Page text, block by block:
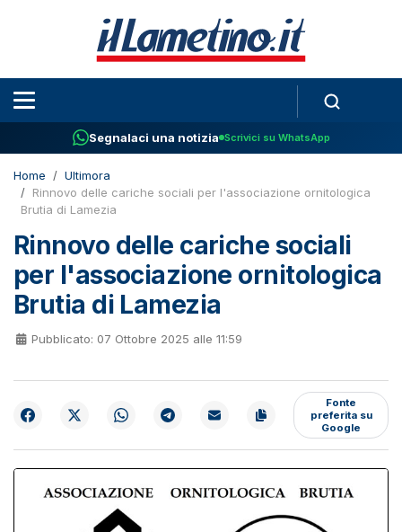
Segnalaci una notizia Scrivici su WhatsApp
Home
Ultimora
Rinnovo delle cariche sociali per l'associazione ornitologica
Brutia di Lamezia
Rinnovo delle cariche sociali
per l'associazione ornitologica
Brutia di Lamezia
Pubblicato: 07 Ottobre 2025 alle 11:59
Fonte
preferita su
Google